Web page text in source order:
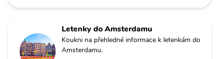
Letenky do Amsterdamu
Koukni na přehledné informace k letenkám do
Amsterdamu.